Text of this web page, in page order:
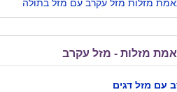
מזלות מזל עקרב עם מזל בתולה
מזלות - מזל עקרב
עם מזל דגים